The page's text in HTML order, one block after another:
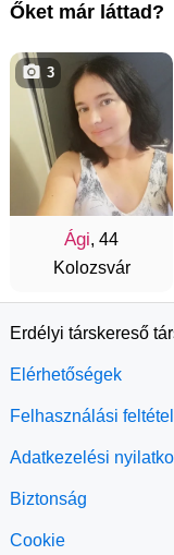
Őket már láttad?
Ági, 44
Kolozsvár
3
Erdélyi társkereső
Elérhetőségek
Felhasználási
Adatkezelési
Biztonság
Cookie